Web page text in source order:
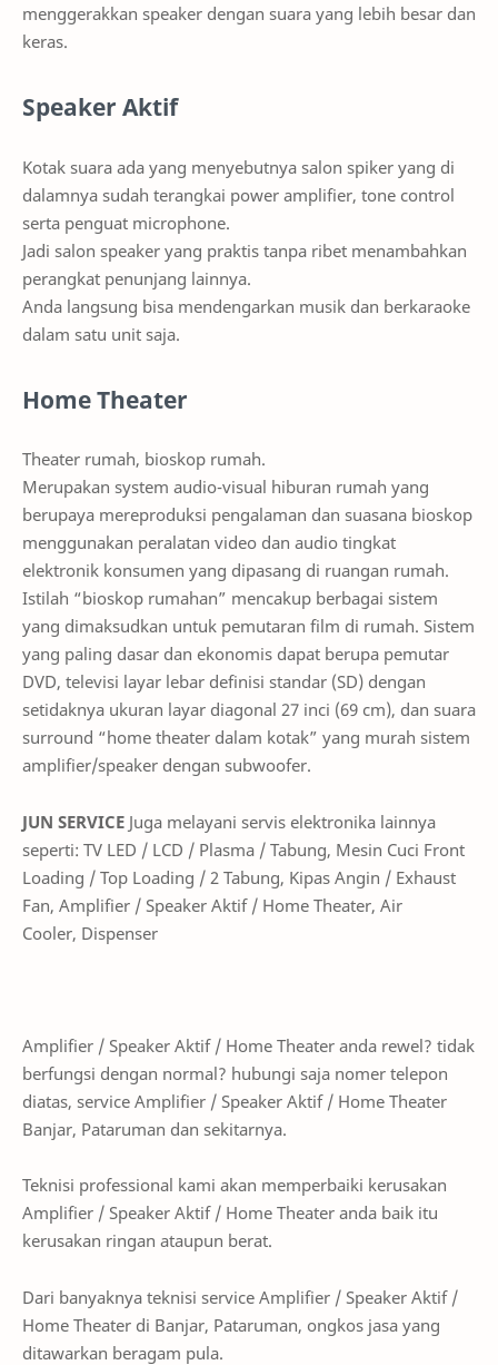
menggerakkan speaker dengan suara yang lebih besar dan
keras.
Speaker Aktif
Kotak suara ada yang menyebutnya salon spiker yang di
dalamnya sudah terangkai power amplifier, tone control
serta penguat microphone.
Jadi salon speaker yang praktis tanpa ribet menambahkan
perangkat penunjang lainnya.
Anda langsung bisa mendengarkan musik dan berkaraoke
dalam satu unit saja.
Home Theater
Theater rumah, bioskop rumah.
Merupakan system audio-visual hiburan rumah yang
berupaya mereproduksi pengalaman dan suasana bioskop
menggunakan peralatan video dan audio tingkat
elektronik konsumen yang dipasang di ruangan rumah.
Istilah “bioskop rumahan” mencakup berbagai sistem
yang dimaksudkan untuk pemutaran film di rumah. Sistem
yang paling dasar dan ekonomis dapat berupa pemutar
DVD, televisi layar lebar definisi standar (SD) dengan
setidaknya ukuran layar diagonal 27 inci (69 cm), dan suara
surround “home theater dalam kotak” yang murah sistem
amplifier/speaker dengan subwoofer.
JUN SERVICE Juga melayani servis elektronika lainnya
seperti: TV LED / LCD / Plasma / Tabung, Mesin Cuci Front
Loading / Top Loading / 2 Tabung, Kipas Angin / Exhaust
Fan, Amplifier / Speaker Aktif / Home Theater, Air
Cooler, Dispenser
Amplifier / Speaker Aktif / Home Theater anda rewel? tidak
berfungsi dengan normal? hubungi saja nomer telepon
diatas, service Amplifier / Speaker Aktif / Home Theater
Banjar, Pataruman dan sekitarnya.
Teknisi professional kami akan memperbaiki kerusakan
Amplifier / Speaker Aktif / Home Theater anda baik itu
kerusakan ringan ataupun berat.
Dari banyaknya teknisi service Amplifier / Speaker Aktif /
Home Theater di Banjar, Pataruman, ongkos jasa yang
ditawarkan beragam pula.